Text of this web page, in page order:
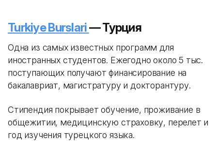
Turkiye Burslari— Турция
Одна из самых известных программ для
иностранных студентов. Ежегодно около 5 тыс.
поступающих получают финансирование на
бакалавриат, магистратуру и докторантуру.
Стипендия покрывает обучение, проживание в
общежитии, медицинскую страховку, перелет и
год изучения турецкого языка.